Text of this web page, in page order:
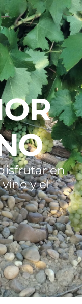
en
y el